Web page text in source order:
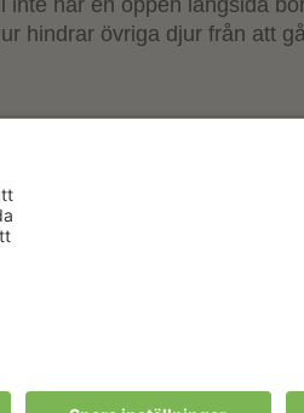
hindrar övriga djur från att